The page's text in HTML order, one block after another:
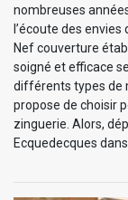
nombreuses
l’écoute des
Nef couverture
soigné et efficace
différents types de
propose de choisir
zinguerie. Alors,
Ecquedecques